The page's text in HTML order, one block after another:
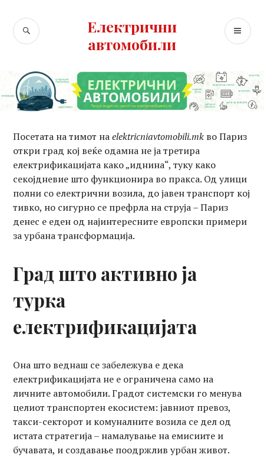
content
Електрични
автомобили
SEARCH
Посетата на тимот наelektricniavtomobili.mk во Париз
откри град кој веќе одамна не ја третира
електрификацијата како „иднина“, туку како
секојдневие што функционира во пракса. Од улици
полни со електрични возила, до јавен транспорт кој
тивко, но сигурно се префрла на струја – Париз
денес е еден од најинтересните европски примери
за урбана трансформација.
Град што активно ја
турка
електрификацијата
Она што веднаш се забележува е дека
електрификацијата не е ограничена само на
личните автомобили. Градот системски го менува
целиот транспортен екосистем: јавниот превоз,
такси-секторот и комуналните возила се дел од
истата стратегија – намалување на емисиите и
бучавата, и создавање поодржлив урбан живот.